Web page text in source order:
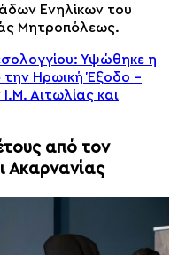
Ενηλίκων του
Μητροπόλεως.
Υψώθηκε η
Ηρωική Έξοδο –
Αιτωλίας και
από τον
Ακαρνανίας